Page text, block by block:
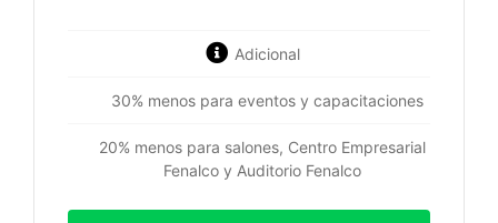
Adicional
30% menos para eventos y capacitaciones
20% menos para salones, Centro Empresarial
Fenalco y Auditorio Fenalco